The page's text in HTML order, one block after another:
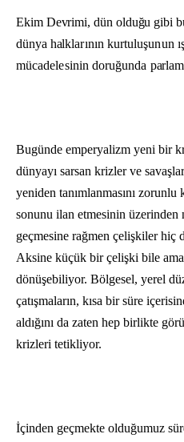
Ekim Devrimi, dün olduğu gibi
dünya halk­larının kurtuluşunun
mücadelesinin doruğunda
Bugünde emperyalizm yeni bir
dünyayı sarsan krizler ve
yeniden tanımlanmasını zorunlu
sonunu ilan etmesinin üzerinden
geçmesine rağmen çelişkiler hiç
Aksine küçük bir çelişki bile
dönüşebiliyor. Bölgesel, yerel
çatışmaların, kısa bir süre
aldığını da zaten hep birlikte
krizleri tetikliyor.
İçinden geçmekte olduğumuz